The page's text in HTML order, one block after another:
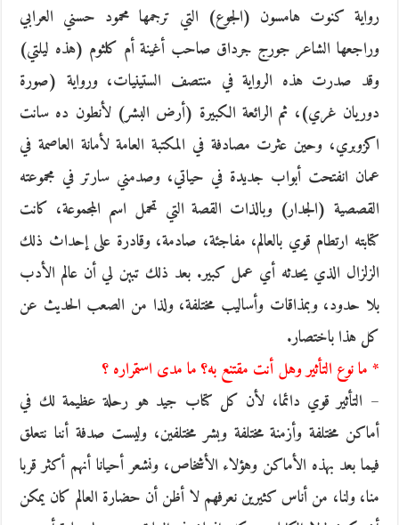
رواية كنوت هامسون (الجوع) التي ترجمها محمود حسني العرابي
وراجعها الشاعر جورج جرداق صاحب أغينة أم كلثوم (هذه ليلتي)
وقد صدرت هذه الرواية في منتصف الستينيات، ورواية (صورة
دوريان غري)، ثم الرائعة الكبيرة (أرض البشر) لأنطون ده سانت
اكزوبري، وحين عثرت مصادفة في المكتبة العامة لأمانة العاصمة في
عمان انفتحت أبواب جديدة في حياتي، وصدمني سارتر في مجموعته
القصصية (الجدار) وبالذات القصة التي تحمل اسم المجموعة، كانت
كتابته ارتطام قوي بالعالم، مفاجئة، صادمة، وقادرة على إحداث ذلك
الزلزال الذي يحدثه أي عمل كبير. بعد ذلك تبين لي أن عالم الأدب
بلا حدود، وبمذاقات وأساليب مختلفة، ولذا من الصعب الحديث عن
كل هذا باختصار.
* ما نوع التأثير وهل أنت مقتنع به؟ ما مدى استمراره ؟
– التأثير قوي دائما، لأن كل كتاب جيد هو رحلة عظيمة لك في
أماكن مختلفة وأزمنة مختلفة وبشر مختلفين، وليست صدفة أننا نتعلق
فيما بعد بهذه الأماكن وهؤلاء الأشخاص، ونشعر أحيانا أنهم أكثر قربا
منا، ولنا، من أناس كثيرين نعرفهم لا أظن أن حضارة العالم كان يمكن